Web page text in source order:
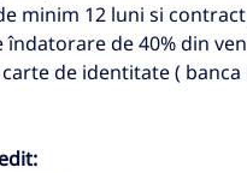
minim 12 luni si
îndatorare de 40% din
carte de identitate (